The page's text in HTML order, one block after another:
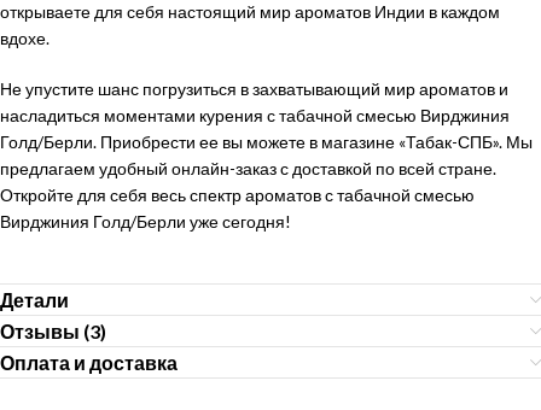
открываете для себя настоящий мир ароматов Индии в каждом
вдохе.
Не упустите шанс погрузиться в захватывающий мир ароматов и
насладиться моментами курения с табачной смесью Вирджиния
Голд/Берли. Приобрести ее вы можете в магазине «Табак-СПБ». Мы
предлагаем удобный онлайн-заказ с доставкой по всей стране.
Откройте для себя весь спектр ароматов с табачной смесью
Вирджиния Голд/Берли уже сегодня!
Детали
Отзывы (3)
Оплата и доставка